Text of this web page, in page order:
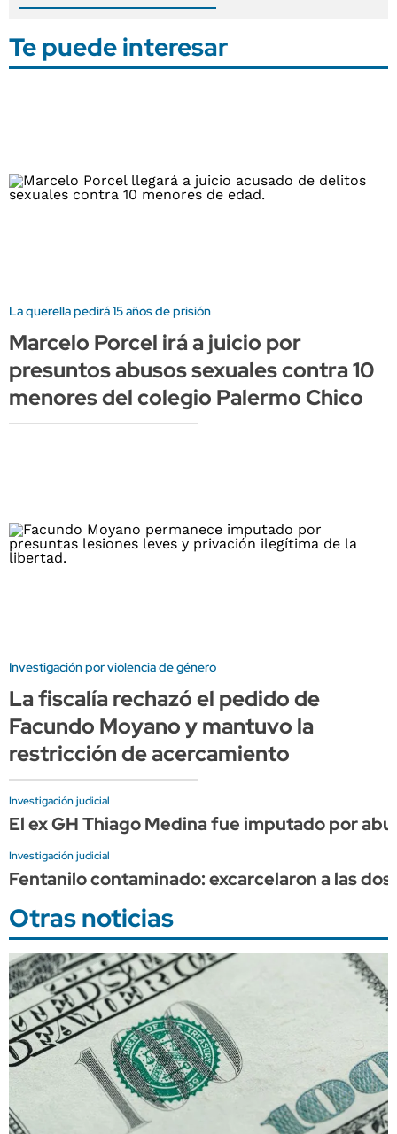
Te puede interesar
La querella pedirá 15 años de prisión
Marcelo Porcel irá a juicio por
presuntos abusos sexuales contra 10
menores del colegio Palermo Chico
Investigación por violencia de género
La fiscalía rechazó el pedido de
Facundo Moyano y mantuvo la
restricción de acercamiento
Investigación judicial
El ex GH Thiago Medina fue imputado por
Investigación judicial
Fentanilo contaminado: excarcelaron a las
Otras noticias